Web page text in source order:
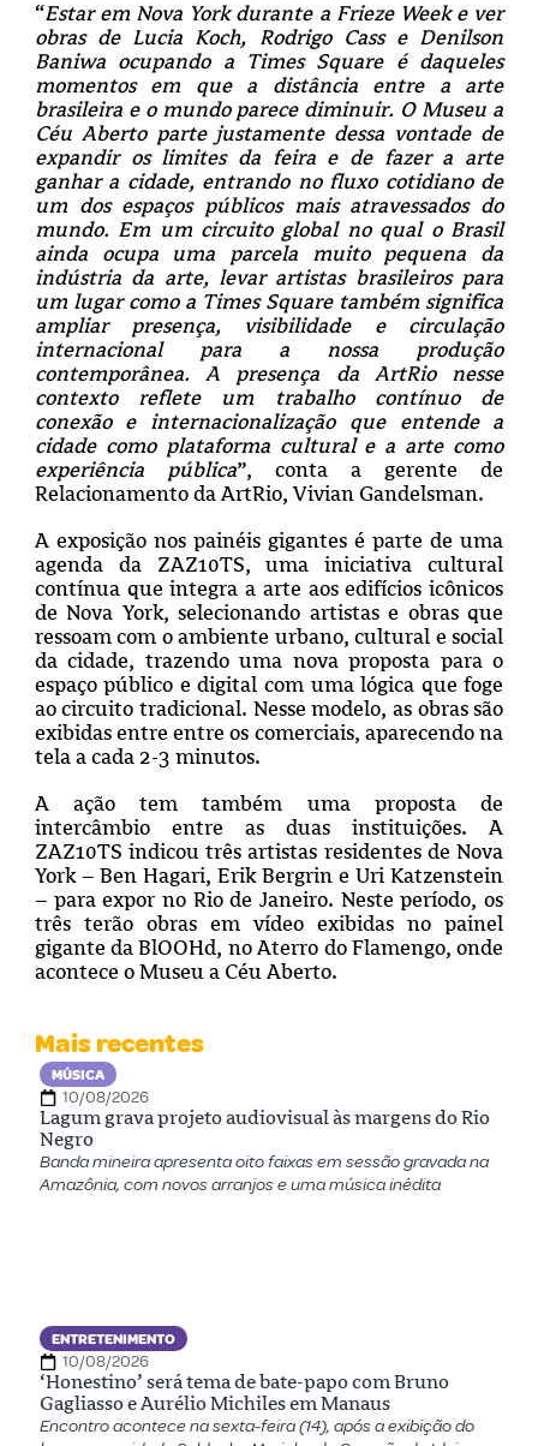
“Estar em Nova York durante a Frieze Week e ver
obras de Lucia Koch, Rodrigo Cass e Denilson
Baniwa ocupando a Times Square é daqueles
momentos em que a distância entre a arte
brasileira e o mundo parece diminuir. O Museu a
Céu Aberto parte justamente dessa vontade de
expandir os limites da feira e de fazer a arte
ganhar a cidade, entrando no fluxo cotidiano de
um dos espaços públicos mais atravessados do
mundo. Em um circuito global no qual o Brasil
ainda ocupa uma parcela muito pequena da
indústria da arte, levar artistas brasileiros para
um lugar como a Times Square também significa
ampliar presença, visibilidade e circulação
internacional para a nossa produção
contemporânea. A presença da ArtRio nesse
contexto reflete um trabalho contínuo de
conexão e internacionalização que entende a
cidade como plataforma cultural e a arte como
experiência pública”, conta a gerente de
Relacionamento da ArtRio, Vivian Gandelsman.
A exposição nos painéis gigantes é parte de uma
agenda da ZAZ10TS, uma iniciativa cultural
contínua que integra a arte aos edifícios icônicos
de Nova York, selecionando artistas e obras que
ressoam com o ambiente urbano, cultural e social
da cidade, trazendo uma nova proposta para o
espaço público e digital com uma lógica que foge
ao circuito tradicional. Nesse modelo, as obras são
exibidas entre entre os comerciais, aparecendo na
tela a cada 2-3 minutos.
A ação tem também uma proposta de
intercâmbio entre as duas instituições. A
ZAZ10TS indicou três artistas residentes de Nova
York – Ben Hagari, Erik Bergrin e Uri Katzenstein
– para expor no Rio de Janeiro. Neste período, os
três terão obras em vídeo exibidas no painel
gigante da BlOOHd, no Aterro do Flamengo, onde
acontece o Museu a Céu Aberto.
Mais recentes
MÚSICA
10/08/2026
Lagum grava projeto audiovisual às margens do Rio
Negro
Banda mineira apresenta oito faixas em sessão gravada na
Amazônia, com novos arranjos e uma música inédita
ENTRETENIMENTO
10/08/2026
‘Honestino’ será tema de bate-papo com Bruno
Gagliasso e Aurélio Michiles em Manaus
Encontro acontece na sexta-feira (14), após a exibição do